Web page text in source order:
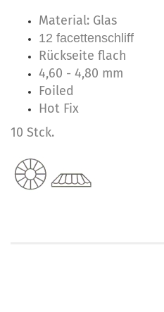
Material: Glas
12 facettenschliff
Rückseite flach
4,60 - 4,80 mm
Foiled
Hot Fix
10 Stck.